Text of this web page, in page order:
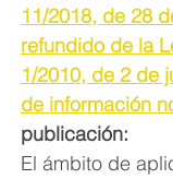
11/2018, de 28
refundido de la
1/2010, de 2 de
de información
publicación:
El ámbito de